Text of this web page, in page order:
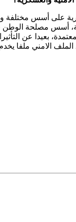
على أسس مختلفة
أسس مصلحة الوطن
بعيدا عن
الامني